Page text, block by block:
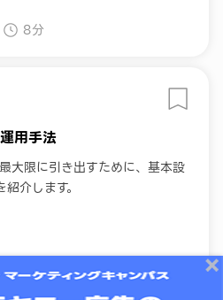
8分
用手法
大限に引き出すために、基本設
介します。
54分